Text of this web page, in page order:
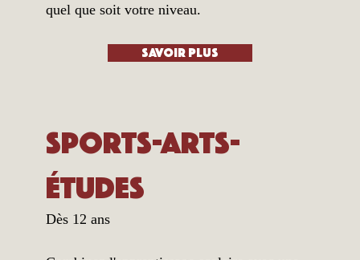
quel que soit votre niveau.
Savoir plus
Sports-Arts-
Études
Dès 12 ans